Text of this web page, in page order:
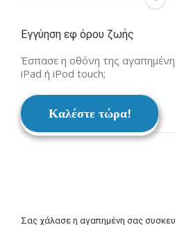
Εγγύηση εφ όρου ζωής
Έσπασε η οθόνη της
iPad ή iPod touch;
Καλέστε τώρα!
Σας χάλασε η αγαπημένη σας